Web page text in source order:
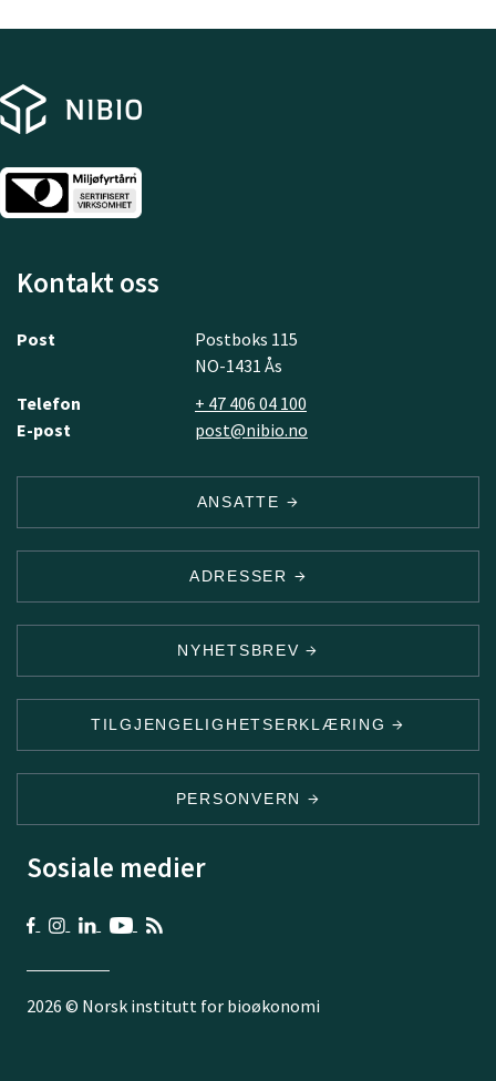
Kontakt oss
Post
Postboks 115
NO-1431 Ås
Telefon
+ 47 406 04 100
E-post
post@nibio.no
ANSATTE
ADRESSER
NYHETSBREV
TILGJENGELIGHETSERKLÆRING
PERSONVERN
Sosiale medier
2026 © Norsk institutt for bioøkonomi